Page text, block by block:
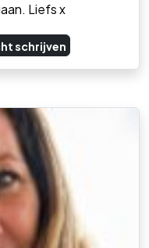
Liefs x
schrijven